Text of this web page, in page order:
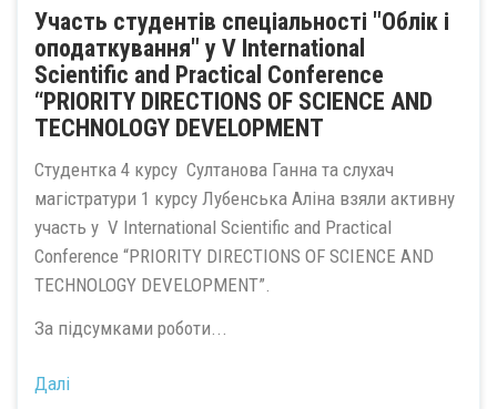
Участь студентів спеціальності "Облік і
оподаткування" у V International
Scientific and Practical Conference
“PRIORITY DIRECTIONS OF SCIENCE AND
TECHNOLOGY DEVELOPMENT
Студентка 4 курсу Султанова Ганна та слухач
магістратури 1 курсу Лубенська Аліна взяли активну
участь у V International Scientific and Practical
Conference “PRIORITY DIRECTIONS OF SCIENCE AND
TECHNOLOGY DEVELOPMENT”.
За підсумками роботи...
Далі